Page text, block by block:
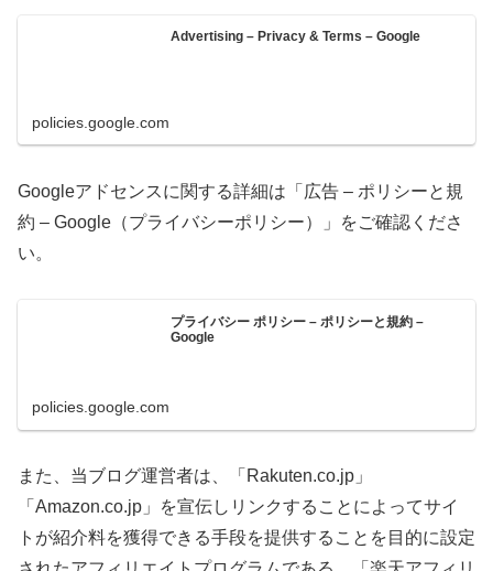
Advertising – Privacy & Terms – Google
policies.google.com
Googleアドセンスに関する詳細は「広告 – ポリシーと規
約 – Google（プライバシーポリシー）」をご確認くださ
い。
プライバシー ポリシー – ポリシーと規約 –
Google
policies.google.com
また、当ブログ運営者は、「Rakuten.co.jp」
「Amazon.co.jp」を宣伝しリンクすることによってサイ
トが紹介料を獲得できる手段を提供することを目的に設定